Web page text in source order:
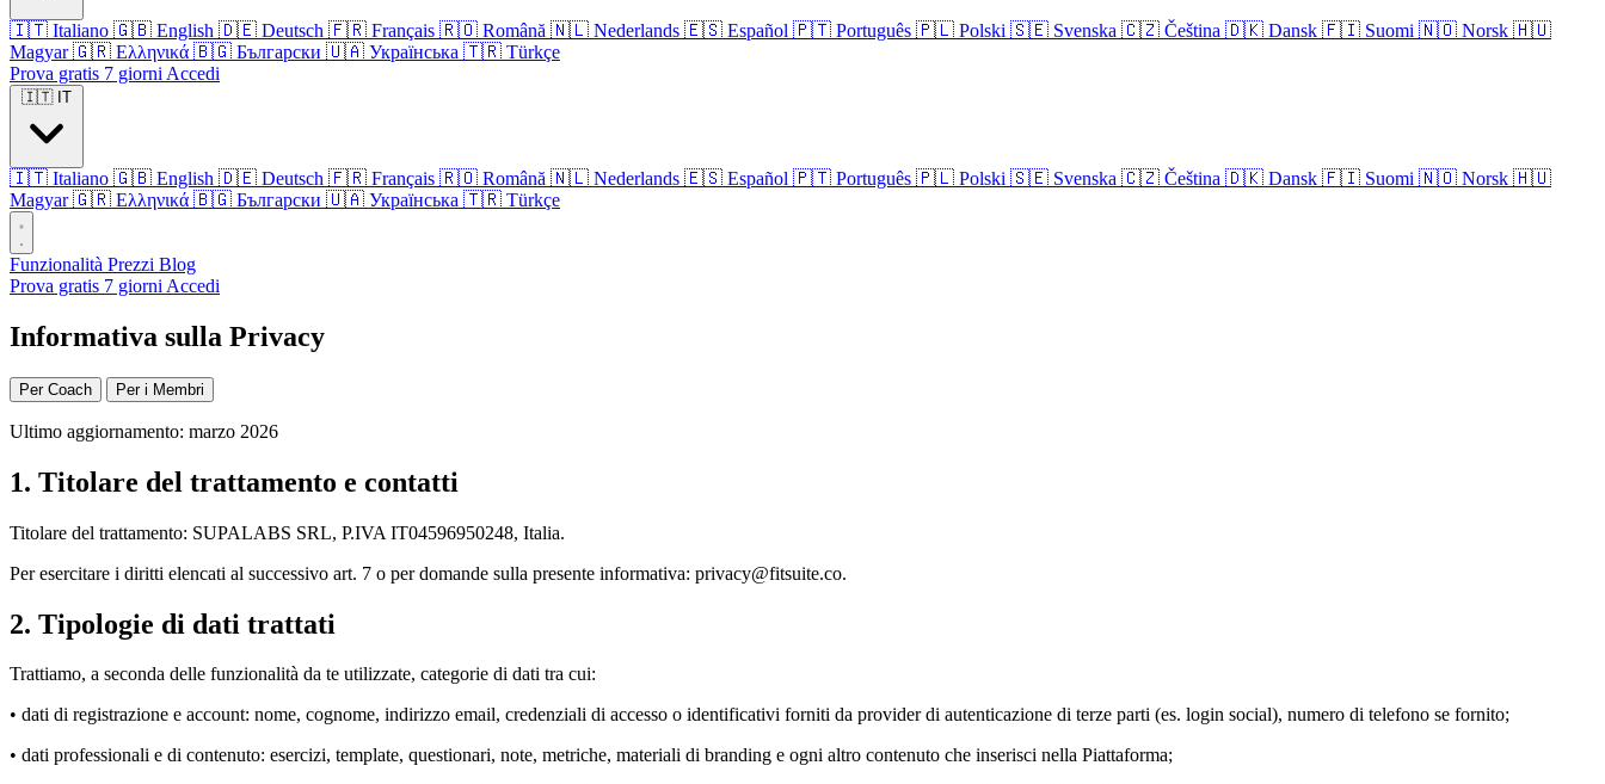
🇮🇹 Italiano 🇬🇧 English 🇩🇪 Deutsch 🇫🇷 Français 🇷🇴 Română 🇳🇱 Nederlands 🇪🇸 Español 🇵🇹 Português 🇵🇱 Polski 🇸🇪 Svenska 🇨🇿 Čeština 🇩🇰 Dansk 🇫🇮 Suomi 🇳🇴 Norsk 🇭🇺
Magyar 🇬🇷 Ελληνικά 🇧🇬 Български 🇺🇦 Українська 🇹🇷 Türkçe
Prova gratis 7 giorni Accedi
🇮🇹 IT
🇮🇹 Italiano 🇬🇧 English 🇩🇪 Deutsch 🇫🇷 Français 🇷🇴 Română 🇳🇱 Nederlands 🇪🇸 Español 🇵🇹 Português 🇵🇱 Polski 🇸🇪 Svenska 🇨🇿 Čeština 🇩🇰 Dansk 🇫🇮 Suomi 🇳🇴 Norsk 🇭🇺
Magyar 🇬🇷 Ελληνικά 🇧🇬 Български 🇺🇦 Українська 🇹🇷 Türkçe
Funzionalità Prezzi Blog
Prova gratis 7 giorni Accedi
Informativa sulla Privacy
Per Coach Per i Membri
Ultimo aggiornamento: marzo 2026
1. Titolare del trattamento e contatti
Titolare del trattamento: SUPALABS SRL, P.IVA IT04596950248, Italia.
Per esercitare i diritti elencati al successivo art. 7 o per domande sulla presente informativa: privacy@fitsuite.co.
2. Tipologie di dati trattati
Trattiamo, a seconda delle funzionalità da te utilizzate, categorie di dati tra cui:
• dati di registrazione e account: nome, cognome, indirizzo email, credenziali di accesso o identificativi forniti da provider di autenticazione di terze parti (es. login social), numero di telefono se fornito;
• dati professionali e di contenuto: esercizi, template, questionari, note, metriche, materiali di branding e ogni altro contenuto che inserisci nella Piattaforma;